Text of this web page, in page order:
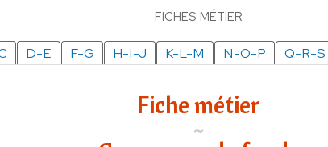
FICHES MÉTIER
D-E F-G H-I-J K-L-M N-O-P Q-R-S
Fiche métier